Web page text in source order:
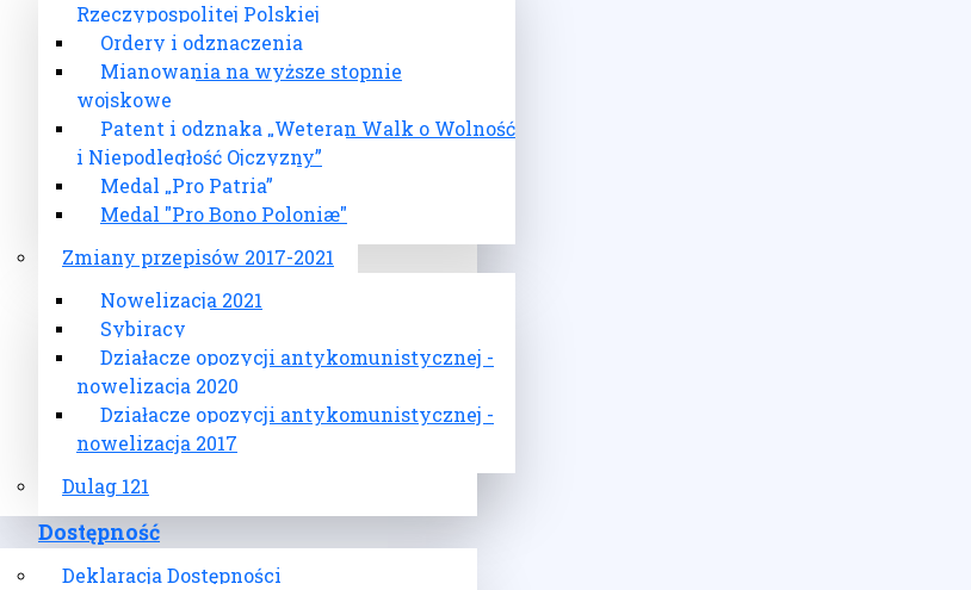
Rzeczypospolitej Polskiej
Ordery i odznaczenia
Mianowania na wyższe stopnie
wojskowe
Patent i odznaka „Weteran Walk o Wolność
i Niepodległość Ojczyzny”
Medal „Pro Patria”
Medal "Pro Bono Poloniæ"
Zmiany przepisów 2017-2021
Nowelizacja 2021
Sybiracy
Działacze opozycji antykomunistycznej -
nowelizacja 2020
Działacze opozycji antykomunistycznej -
nowelizacja 2017
Dulag 121
Dostępność
Deklaracja Dostępności